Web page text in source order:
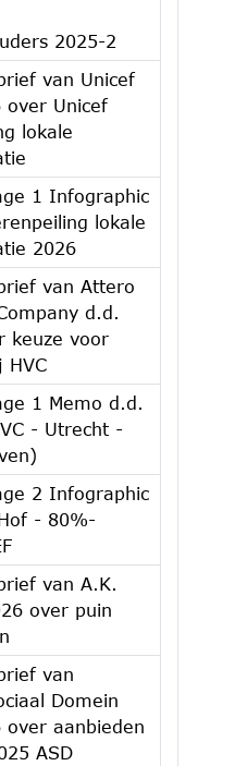
2025-2
van Unicef
Unicef
lokale
1 Infographic
lokale
2026
van Attero
d.d.
keuze voor
HVC
1 Memo d.d.
- Utrecht -
2 Infographic
- 80%-
van A.K.
over puin
van
Domein
aanbieden
ASD